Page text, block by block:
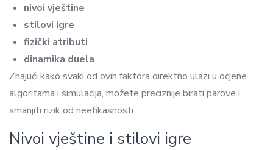
nivoi vještine
stilovi igre
fizički atributi
dinamika duela
Znajući kako svaki od ovih faktora direktno ulazi u ocjene
algoritama i simulacija, možete preciznije birati parove i
smanjiti rizik od neefikasnosti.
Nivoi vještine i stilovi igre